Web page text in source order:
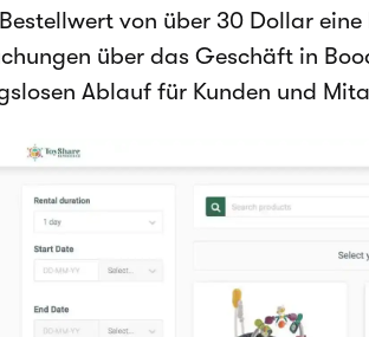
von über 30 Dollar
über das Geschäft in
Ablauf für Kunden und